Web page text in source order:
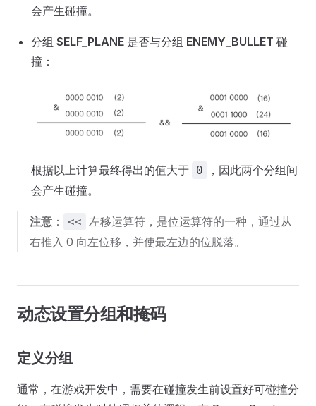
会产生碰撞。
分组 SELF_PLANE 是否与分组 ENEMY_BULLET 碰
撞：
根据以上计算最终得出的值大于 0
，因此两个分组间
会产生碰撞。
注意 ： << 左移运算符，是位运算符的一种，通过从
右推入 0 向左位移，并使最左边的位脱落。
动态设置分组和掩码
定义分组
通常，在游戏开发中，需要在碰撞发生前设置好可碰撞分